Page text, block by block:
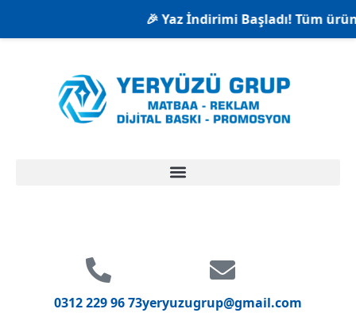
🎉 Yaz İndirimi Başladı! Tüm
0312 229 96 73yeryuzugrup@gmail.com